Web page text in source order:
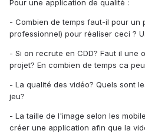
Pour une application de qualité :
- Combien de temps faut-il pour un
professionnel) pour réaliser ceci ?
- Si on recrute en CDD? Faut il une
projet? En combien de temps ca
- La qualité des vidéo? Quels sont
jeu?
- La taille de l'image selon les
créer une application afin que la